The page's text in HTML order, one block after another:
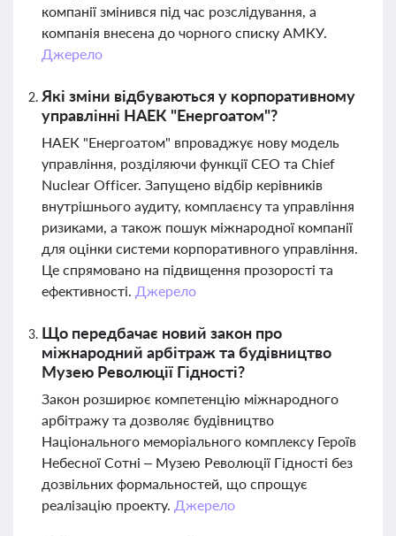
компанії змінився під час розслідування, а
компанія внесена до чорного списку АМКУ.
Джерело
Які зміни відбуваються у корпоративному
управлінні НАЕК "Енергоатом"?
НАЕК "Енергоатом" впроваджує нову модель
управління, розділяючи функції CEO та Chief
Nuclear Officer. Запущено відбір керівників
внутрішнього аудиту, комплаєнсу та управління
ризиками, а також пошук міжнародної компанії
для оцінки системи корпоративного управління.
Це спрямовано на підвищення прозорості та
ефективності. Джерело
Що передбачає новий закон про
міжнародний арбітраж та будівництво
Музею Революції Гідності?
Закон розширює компетенцію міжнародного
арбітражу та дозволяє будівництво
Національного меморіального комплексу Героїв
Небесної Сотні – Музею Революції Гідності без
дозвільних формальностей, що спрощує
реалізацію проекту. Джерело